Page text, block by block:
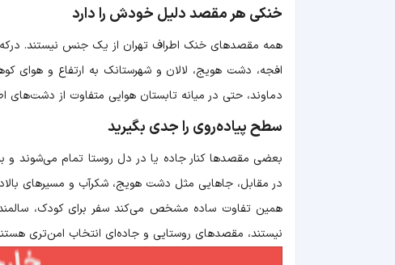
خنکی هر مقصد دلیل خودش را دارد
همه مقصدهای خنک اطراف تهران از یک جنس نیستند.
افجه، دشت هویج، لالان و شهرستانک به ارتفاع و هوای
دماوند، حتی در میانه تابستان هوایی متفاوت از دشت‌های
سطح پیاده‌روی را جدی بگیرید
بعضی مقصدها کنار جاده یا در دل روستا تمام می‌شوند و
در مقابل، جاهایی مثل دشت هویج، شکرآب و مسیرهای
همین تفاوت ساده مشخص می‌کند سفر برای کودک، سالمند
نیستند، مقصدهای روستایی و جاده‌ای انتخاب امن‌تری